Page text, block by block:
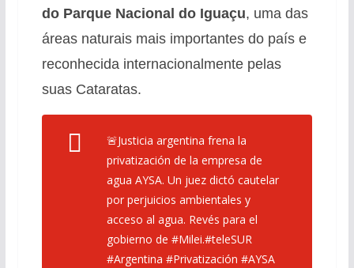
do Parque Nacional do Iguaçu, uma das
áreas naturais mais importantes do país e
reconhecida internacionalmente pelas
suas Cataratas.
🚨Justicia argentina frena la
privatización de la empresa de
agua AYSA. Un juez dictó cautelar
por perjuicios ambientales y
acceso al agua. Revés para el
gobierno de #Milei.#teleSUR
#Argentina #Privatización #AYSA